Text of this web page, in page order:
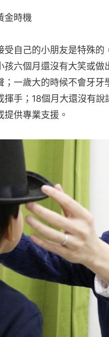
金時機
受自己的小朋友是特殊的
孩六個月還沒有大笑或
；一歲大的時候不會牙牙
揮手；18個月大還沒有
供專業支援。